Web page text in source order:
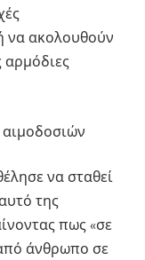
να ακολουθούν
αρμόδιες
αιμοδοσιών
να σταθεί
της
πως «σε
άνθρωπο σε